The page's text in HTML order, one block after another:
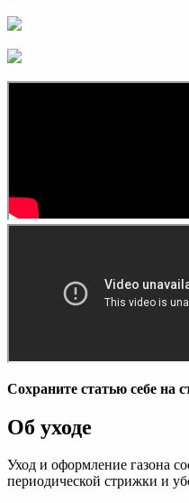
Сохраните статью себе на
Об уходе
Уход и оформление газона
периодической стрижки и